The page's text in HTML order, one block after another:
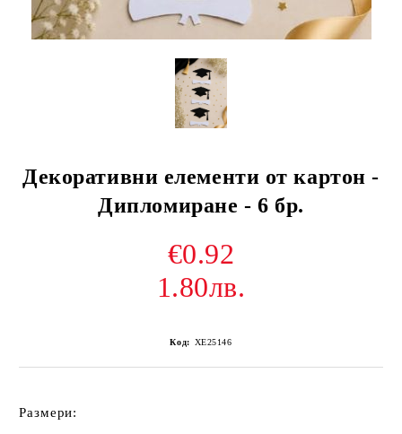
Декоративни елементи от картон -
Дипломиране - 6 бр.
€0.92
1.80лв.
Код: ХЕ25146
Размери: